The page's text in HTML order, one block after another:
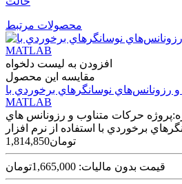
محصولات مرتبط
افزودن به لیست دلخواه
مقایسه این محصول
رزونانس‌هاي نوسانگرهاي برخوردي با
MATLAB
حرکات متناوب و رزونانس هاي
1,814,850تومان
قیمت بدون مالیات: 1,665,000تومان